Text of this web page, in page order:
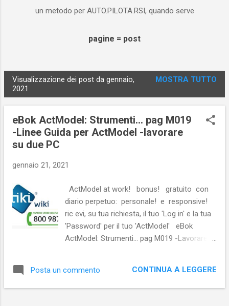
un metodo per AUTO.PILOTA.RSI, quando serve
pagine = post
o
Visualizzazione dei post da gennaio,
2021
MOSTRA TUTTO
eBok ActModel: Strumenti... pag M019
-Linee Guida per ActModel -lavorare
su due PC
gennaio 21, 2021
ActModel at work! bonus! gratuito con
diario perpetuo: personale! e responsive!
ric evi, su tua richiesta, il tuo 'Log in' e la tua
'Password' per il tuo 'ActModel' eBok
ActModel: Strumenti... pag M019 -Lavorare
post M017 ,per la protezione del quale Carlo
by ActModel sta realizzando un elegante
Posta un commento CONTINUA A LEGGERE